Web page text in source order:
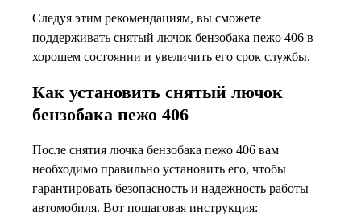
Следуя этим рекомендациям, вы сможете
поддерживать снятый лючок бензобака пежо 406 в
хорошем состоянии и увеличить его срок службы.
Как установить снятый лючок
бензобака пежо 406
После снятия лючка бензобака пежо 406 вам
необходимо правильно установить его, чтобы
гарантировать безопасность и надежность работы
автомобиля. Вот пошаговая инструкция: